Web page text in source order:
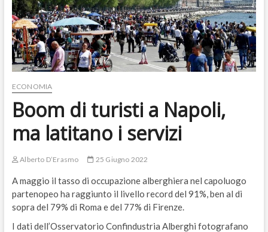
ECONOMIA
Boom di turisti a Napoli,
ma latitano i servizi
Alberto D’Erasmo 25 Giugno 2022
A maggio il tasso di occupazione alberghiera nel capoluogo
partenopeo ha raggiunto il livello record del 91%, ben al di
sopra del 79% di Roma e del 77% di Firenze.
I dati dell’Osservatorio Confindustria Alberghi fotografano